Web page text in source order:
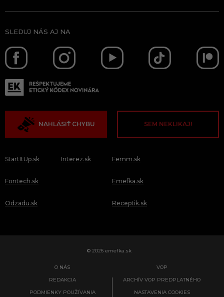
SLEDUJ NÁS AJ NA
NAHLÁSIŤ CHYBU SEM NEKLIKAJ!
StartItUp.sk
Fontech.sk
Odzadu.sk
Interez.sk Femm.sk
Emefka.sk
Receptik.sk
© 2026 emefka.sk
O NÁS
REDAKCIA
PODMIENKY POUŽÍVANIA
VOP
ARCHÍV VOP PREDPLATNÉHO
NASTAVENIA COOKIES